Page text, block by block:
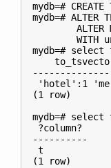
mydb=#
mydb=# ALTER
ALTER
WITH
mydb=#
'hotel':1
(1 row)
mydb=#
?column?
----------
t
(1 row)